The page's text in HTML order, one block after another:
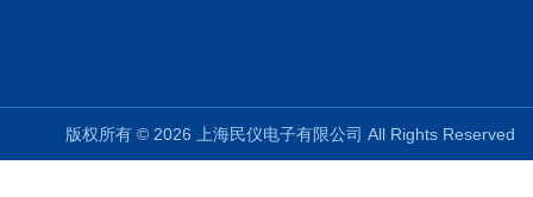
版权所有 © 2026 上海民仪电子有限公司 All Rights